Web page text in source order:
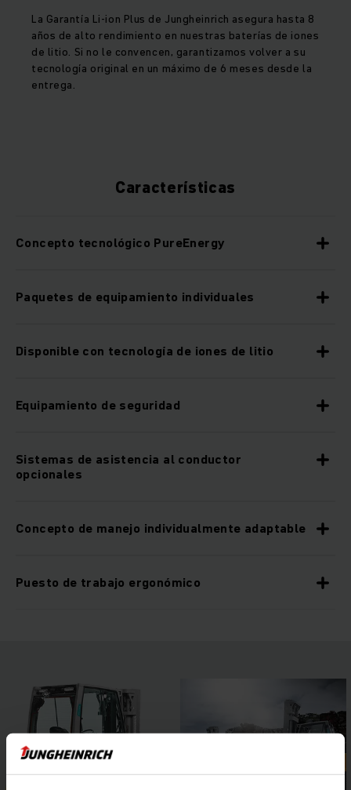
La Garantía Li-ion Plus de Jungheinrich asegura hasta 8
años de alto rendimiento en nuestras baterías de iones
de litio. Si no le convencen, garantizamos volver a su
tecnología original en un máximo de 6 meses desde la
entrega.
Características
Concepto tecnológico PureEnergy
Paquetes de equipamiento individuales
Disponible con tecnología de iones de litio
Equipamiento de seguridad
Sistemas de asistencia al conductor
opcionales
Concepto de manejo individualmente adaptable
Puesto de trabajo ergonómico